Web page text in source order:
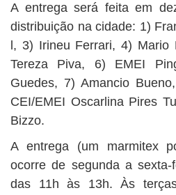
A entrega será feita em
distribuição na cidade: 1)
l, 3) Irineu Ferrari, 4) Mario
Tereza Piva, 6) EMEI
Guedes, 7) Amancio
CEI/EMEI Oscarlina Pires
Bizzo.
A entrega (um marmitex
ocorre de segunda a sexta-
das 11h às 13h. Às